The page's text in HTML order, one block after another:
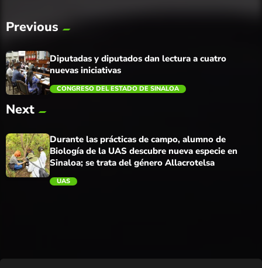
Previous
Diputadas y diputados dan lectura a cuatro
nuevas iniciativas
CONGRESO DEL ESTADO DE SINALOA
Next
Durante las prácticas de campo, alumno de
Biología de la UAS descubre nueva especie en
Sinaloa; se trata del género Allacrotelsa
UAS